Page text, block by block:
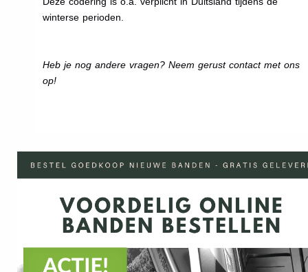
winterse perioden.
Heb je nog andere vragen? Neem gerust contact met ons
op!